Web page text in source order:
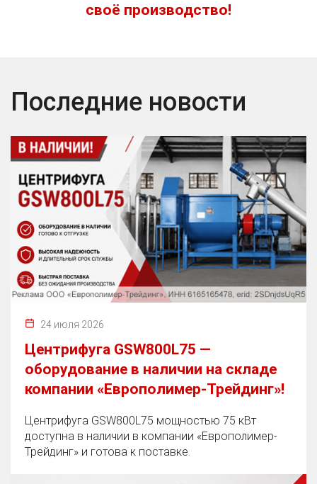
своё производство!
Последние новости
24 июля 2026
Центрифуга GSW800L75 —
оборудование в наличии на складе
компании «Европолимер-Трейдинг»!
Центрифуга GSW800L75 мощностью 75 кВт
доступна в наличии в компании «Европолимер-
Трейдинг» и готова к поставке.